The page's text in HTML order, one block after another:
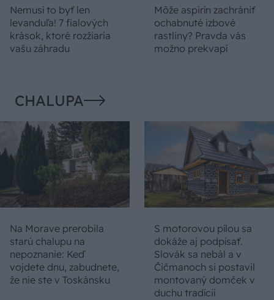
Nemusí to byť len
levanduľa! 7 fialových
krások, ktoré rozžiaria
vašu záhradu
Môže aspirín zachrániť
ochabnuté izbové
rastliny? Pravda vás
možno prekvapí
CHALUPA
Na Morave prerobila
starú chalupu na
nepoznanie: Keď
vojdete dnu, zabudnete,
že nie ste v Toskánsku
S motorovou pílou sa
dokáže aj podpísať.
Slovák sa nebál a v
Čičmanoch si postavil
montovaný domček v
duchu tradícií